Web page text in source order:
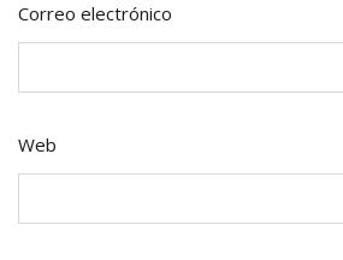
Correo electrónico
Web